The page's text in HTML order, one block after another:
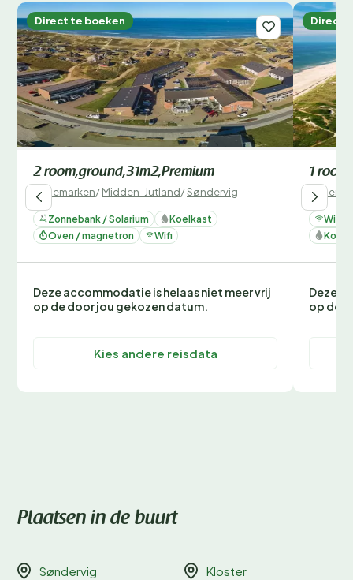
Direct te boeken
2 room,ground,31m2,Premium
Denemarken/Midden-Jutland/Søndervig
Zonnebank / Solarium
Koelkast
Oven / magnetron
Wifi
Deze accommodatie is helaas niet meer vrij
op de door jou gekozen datum.
Kies andere reisdata
Direct
1
Wifi
Deze
op de
Plaatsen in de buurt
Søndervig Kloster